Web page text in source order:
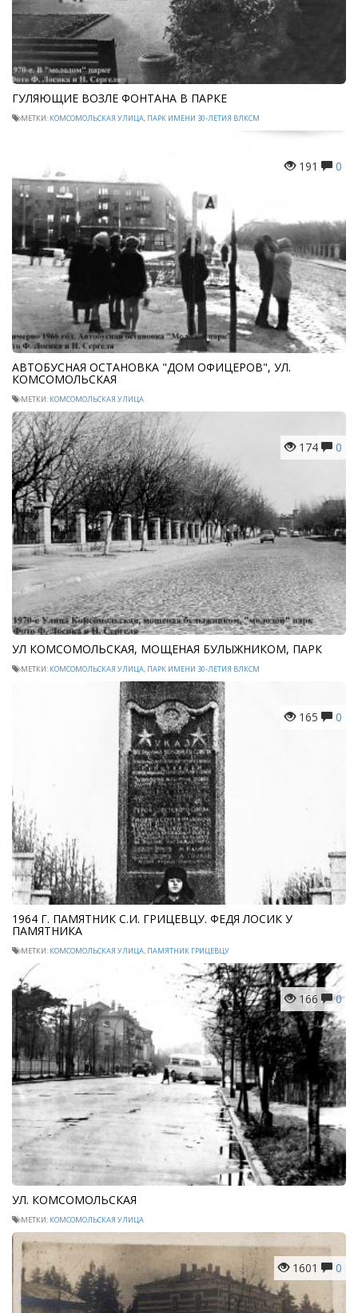
ГУЛЯЮЩИЕ ВОЗЛЕ ФОНТАНА В ПАРКЕ
МЕТКИ: КОМСОМОЛЬСКАЯ УЛИЦА, ПАРК ИМЕНИ 30-ЛЕТИЯ ВЛКСМ
191 0
АВТОБУСНАЯ ОСТАНОВКА "ДОМ ОФИЦЕРОВ", УЛ.
КОМСОМОЛЬСКАЯ
МЕТКИ: КОМСОМОЛЬСКАЯ УЛИЦА
174 0
УЛ КОМСОМОЛЬСКАЯ, МОЩЕНАЯ БУЛЫЖНИКОМ, ПАРК
МЕТКИ: КОМСОМОЛЬСКАЯ УЛИЦА, ПАРК ИМЕНИ 30-ЛЕТИЯ ВЛКСМ
165 0
1964 Г. ПАМЯТНИК С.И. ГРИЦЕВЦУ. ФЕДЯ ЛОСИК У
ПАМЯТНИКА
МЕТКИ: КОМСОМОЛЬСКАЯ УЛИЦА, ПАМЯТНИК ГРИЦЕВЦУ
166 0
УЛ. КОМСОМОЛЬСКАЯ
МЕТКИ: КОМСОМОЛЬСКАЯ УЛИЦА
1601 0